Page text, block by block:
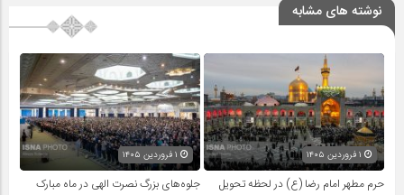
نوشته های مشابه
حرم مطهر امام رضا (ع) در لحظه تحویل
جلوه‌های بزرگ نصرت الهی در ماه مبارک